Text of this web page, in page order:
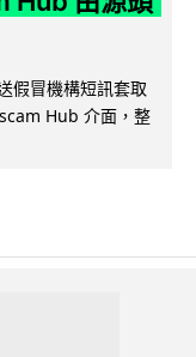
假冒機構短訊套取
Hub 介面，整